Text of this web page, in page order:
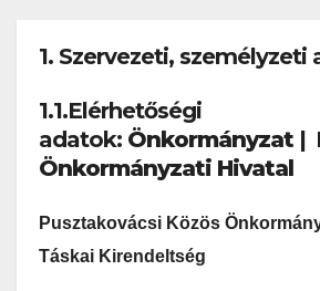
1. Szervezeti, személyzeti
1.1.Elérhetőségi
adatok: Önkormányzat |
Önkormányzati Hivatal
Pusztakovácsi Közös
Táskai Kirendeltség